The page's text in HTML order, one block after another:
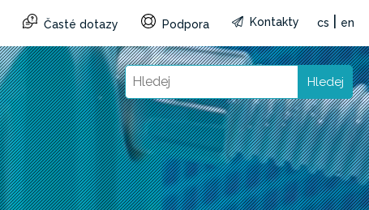
Časté dotazy Podpora Kontakty cs en
Hledej